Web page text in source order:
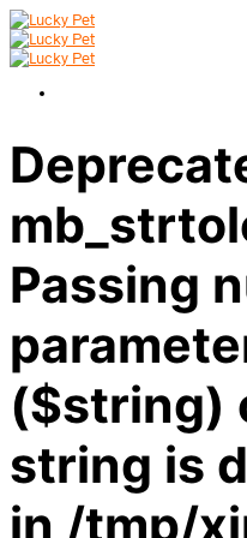
Passing
($string)
string is
in /tmp/